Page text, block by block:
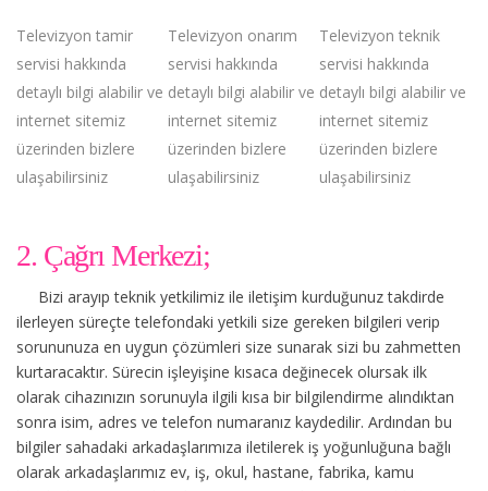
Televizyon tamir
servisi hakkında
detaylı bilgi alabilir ve
internet sitemiz
üzerinden bizlere
ulaşabilirsiniz
Televizyon onarım
servisi hakkında
detaylı bilgi alabilir ve
internet sitemiz
üzerinden bizlere
ulaşabilirsiniz
Televizyon teknik
servisi hakkında
detaylı bilgi alabilir ve
internet sitemiz
üzerinden bizlere
ulaşabilirsiniz
2. Çağrı Merkezi;
Bizi arayıp teknik yetkilimiz ile iletişim kurduğunuz takdirde
ilerleyen süreçte telefondaki yetkili size gereken bilgileri verip
sorununuza en uygun çözümleri size sunarak sizi bu zahmetten
kurtaracaktır. Sürecin işleyişine kısaca değinecek olursak ilk
olarak cihazınızın sorunuyla ilgili kısa bir bilgilendirme alındıktan
sonra isim, adres ve telefon numaranız kaydedilir. Ardından bu
bilgiler sahadaki arkadaşlarımıza iletilerek iş yoğunluğuna bağlı
olarak arkadaşlarımız ev, iş, okul, hastane, fabrika, kamu